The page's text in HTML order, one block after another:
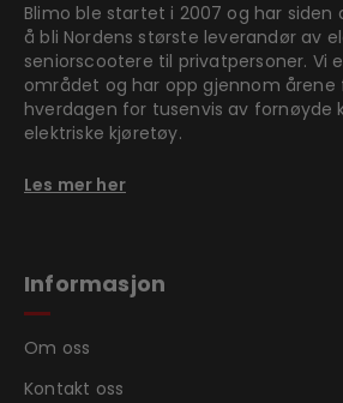
Blimo ble startet i 2007 og har siden
å bli Nordens største leverandør av
seniorscootere til privatpersoner. Vi
området og har opp gjennom årene
hverdagen for tusenvis av fornøyde
elektriske kjøretøy.
Les mer her
Informasjon
Om oss
Kontakt oss